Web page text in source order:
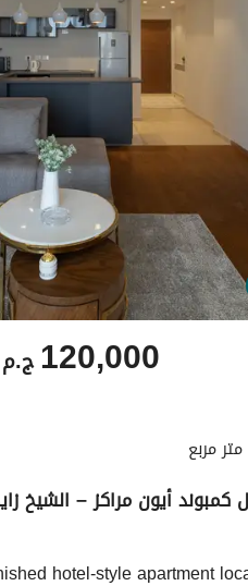
ج.م120,000
كمبوند أيون مراكز – الشيخ
hotel-style apartment